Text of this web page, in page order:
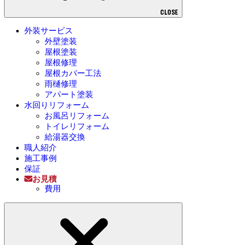
CLOSE
外装サービス
外壁塗装
屋根塗装
屋根修理
屋根カバー工法
雨樋修理
アパート塗装
水回りリフォーム
お風呂リフォーム
トイレリフォーム
給湯器交換
職人紹介
施工事例
保証
お見積
費用